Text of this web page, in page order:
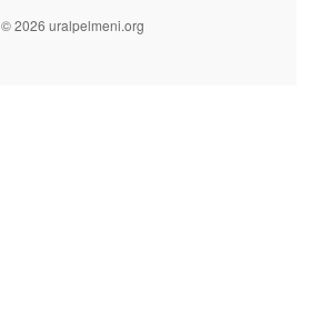
© 2026 uralpelmeni.org